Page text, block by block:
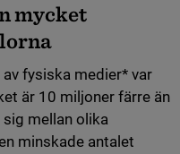
mycket
fysiska medier* var
är 10 miljoner färre än
mellan olika
minskade antalet